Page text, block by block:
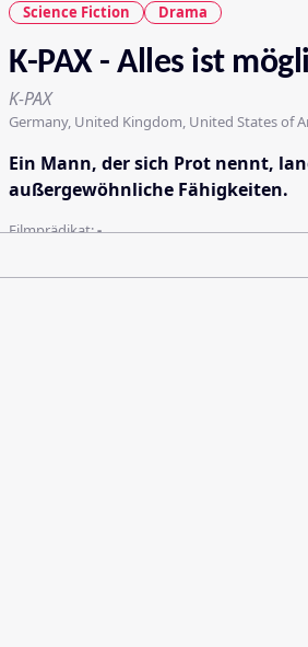
Science Fiction
Drama
K-PAX - Alles ist
K-PAX
Germany, United Kingdom, United States of
Ein Mann, der sich Prot nennt,
außergewöhnliche Fähigkeiten.
Filmprädikat:-